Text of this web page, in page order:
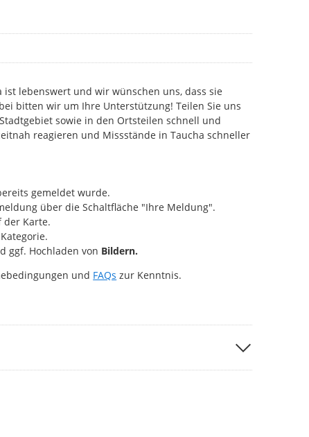
ist lebenswert und wir wünschen uns, dass sie
bitten wir um Ihre Unterstützung! Teilen Sie uns
sowie in den Ortsteilen schnell und
reagieren und Missstände in Taucha schneller
gemeldet wurde.
über die Schaltfläche "Ihre Meldung".
der Karte.
ggf. Hochladen von Bildern.
und FAQs zur Kenntnis.